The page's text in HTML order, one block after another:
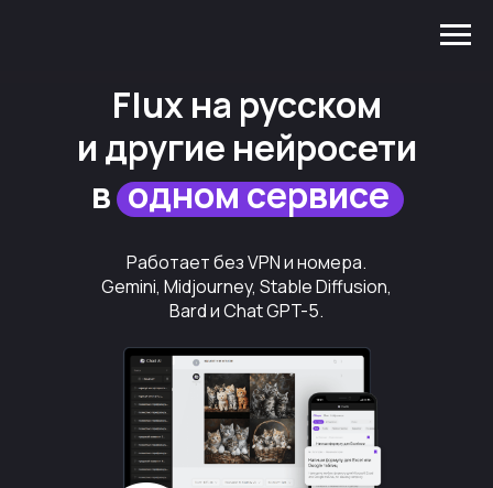
Работает без VPN и номера.
Gemini, Midjourney, Stable Diffusion,
Bard и Chat GPT-5.
Flux на русском
и другие нейросети
одном сервисе
в